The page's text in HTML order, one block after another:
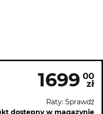
1699 00
zł
Raty: Sprawdź
dostępny w magazynie